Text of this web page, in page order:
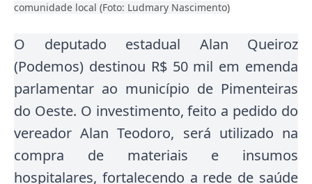
comunidade local (Foto: Ludmary Nascimento)
O deputado estadual Alan Queiroz
(Podemos) destinou R$ 50 mil em emenda
parlamentar ao município de Pimenteiras
do Oeste. O investimento, feito a pedido do
vereador Alan Teodoro, será utilizado na
compra de materiais e insumos
hospitalares, fortalecendo a rede de saúde